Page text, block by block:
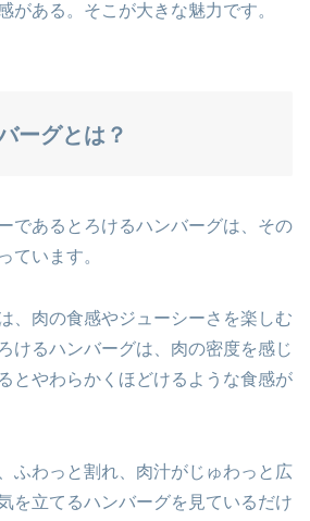
がある。そこが大きな魅力です。
ーグとは？
であるとろけるハンバーグは、その
ています。
、肉の食感やジューシーさを楽しむ
けるハンバーグは、肉の密度を感じ
とやわらかくほどけるような食感が
ふわっと割れ、肉汁がじゅわっと広
を立てるハンバーグを見ているだけ